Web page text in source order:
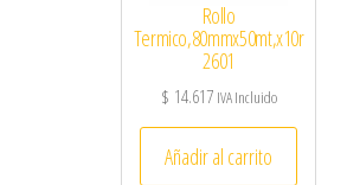
Rollo
Termico,80mmx50mt,x10r
2601
$ 14.617 IVA Incluido
Añadir al carrito